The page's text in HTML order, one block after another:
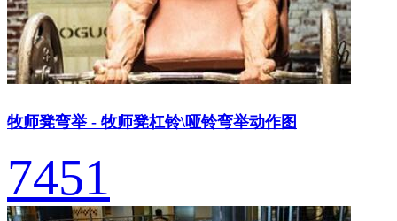
牧师凳弯举 - 牧师凳杠铃\哑铃弯举动作图
7451